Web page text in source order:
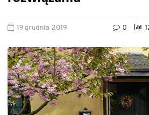
19 grudnia 2019 0